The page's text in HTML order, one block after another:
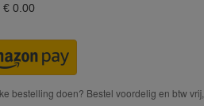
€ 0.00
bestelling doen? Bestel voordelig en btw